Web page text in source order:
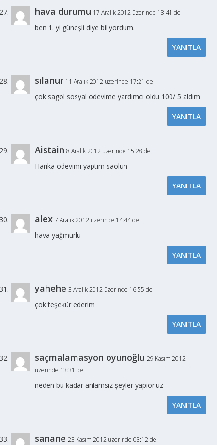
hava durumu 17 Aralık 2012 üzerinde 18:41 de
ben 1. yi güneşli diye biliyordum.
YANITLA
sılanur 11 Aralık 2012 üzerinde 17:21 de
çok sagol sosyal odevime yardımcı oldu 100/ 5 aldım
YANITLA
Aistain 8 Aralık 2012 üzerinde 15:28 de
Harika ödevimi yaptım saolun
YANITLA
alex 7 Aralık 2012 üzerinde 14:44 de
hava yağmurlu
YANITLA
yahehe 3 Aralık 2012 üzerinde 16:55 de
çok teşekür ederim
YANITLA
saçmalamasyon oyunoğlu 29 Kasım 2012
üzerinde 13:31 de
neden bu kadar anlamsız şeyler yapıonuz
YANITLA
sanane 23 Kasım 2012 üzerinde 08:12 de